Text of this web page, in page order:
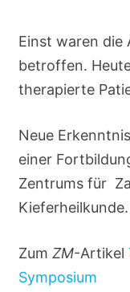
Einst waren die
betroffen.
therapierte
Neue
einer
Zentrums für
Zum ZM-Artikel
Symposium